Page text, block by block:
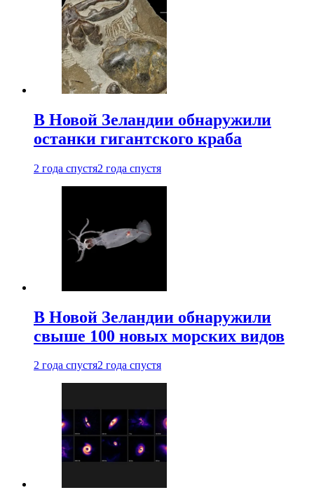
В Новой Зеландии обнаружили
останки гигантского краба
2 года спустя2 года спустя
В Новой Зеландии обнаружили
свыше 100 новых морских видов
2 года спустя2 года спустя